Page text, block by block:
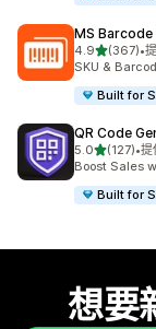
MS
4.9滿分 5 顆星
(367)
共有 367 則評
•
SKU &
Built for
QR Code
5.0滿分 5 顆星
(127)
共有 127 則評
•提
Boost Sales
Built for
想要